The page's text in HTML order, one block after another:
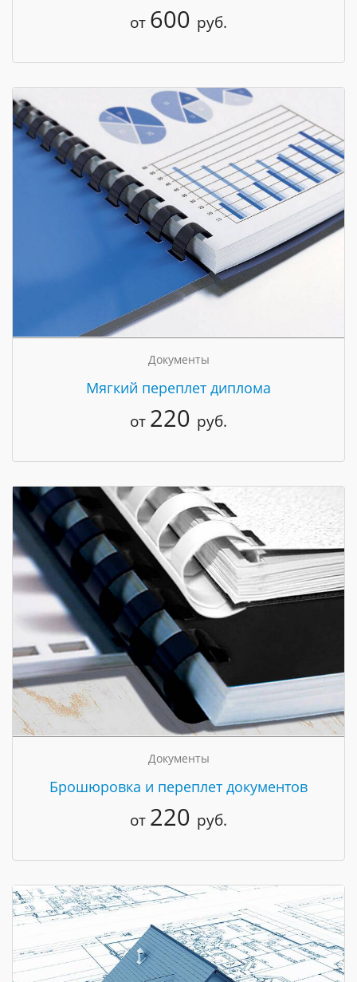
от 600 руб.
Документы
Мягкий переплет диплома
от 220 руб.
Документы
Брошюровка и переплет документов
от 220 руб.